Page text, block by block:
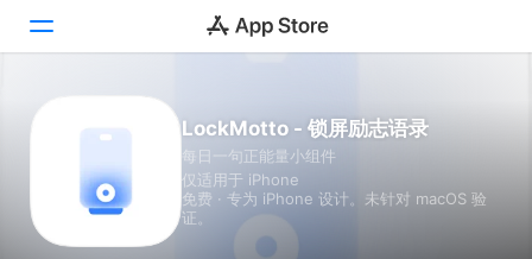
游戏
App
LockMotto - 锁屏励志语录
每日一句正能量小组件
仅适用于 iPhone
免费 · 专为 iPhone 设计。未针对 macOS 验
证。